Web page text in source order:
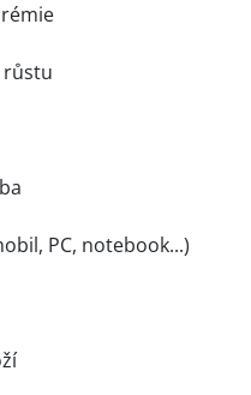
PC, notebook...)